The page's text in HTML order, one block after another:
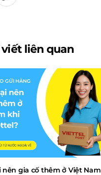
viết liên quan
GỬI HÀNG
nên gia cố thêm ở Việt Nam